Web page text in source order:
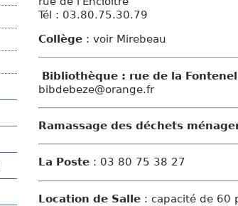
Tél : 03.80.75.30.79
Collège : voir Mirebeau
Bibliothèque : rue de la
bibdebeze@orange.fr
Ramassage des déchets
La Poste : 03 80 75 38 27
Location de Salle : capacité de 60